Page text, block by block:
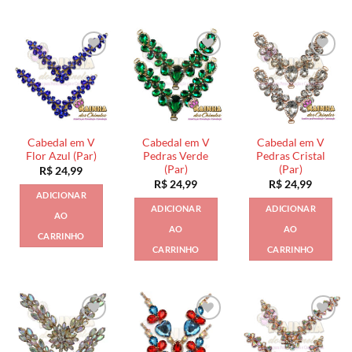
Cabedal em V
Flor Azul (Par)
R$ 24,99
ADICIONAR
AO
CARRINHO
Cabedal em V
Pedras Verde
(Par)
R$ 24,99
ADICIONAR
AO
CARRINHO
Cabedal em V
Pedras Cristal
(Par)
R$ 24,99
ADICIONAR
AO
CARRINHO